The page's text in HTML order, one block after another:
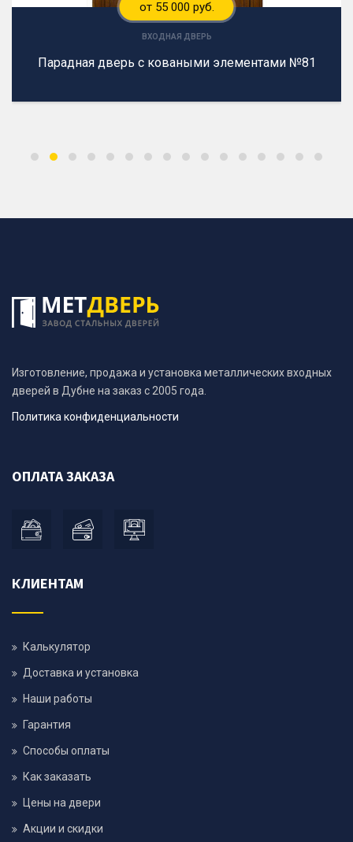
от 55 000 руб.
ВХОДНАЯ ДВЕРЬ
Парадная дверь с коваными элементами №81
Изготовление, продажа и установка металлических входных
дверей в Дубне на заказ с 2005 года.
Политика конфиденциальности
ОПЛАТА ЗАКАЗА
КЛИЕНТАМ
Калькулятор
Доставка и установка
Наши работы
Гарантия
Способы оплаты
Как заказать
Цены на двери
Акции и скидки